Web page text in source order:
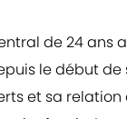
de 24 ans
le début de
et sa